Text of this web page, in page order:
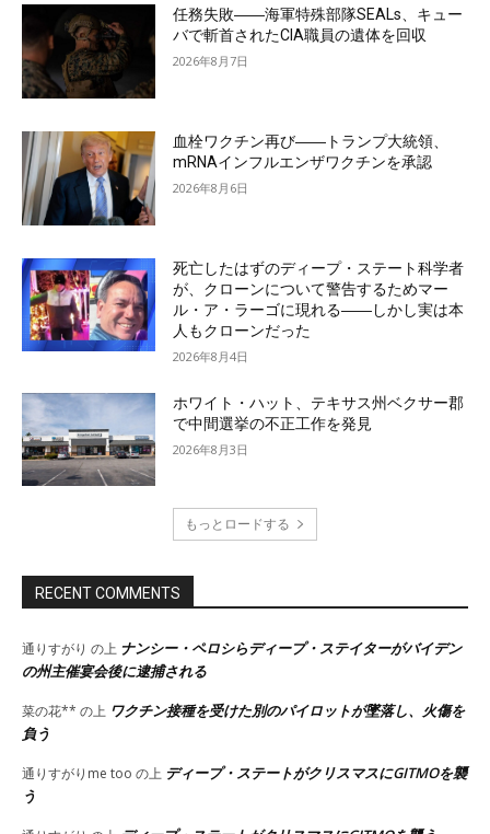
任務失敗――海軍特殊部隊SEALs、キュー
バで斬首されたCIA職員の遺体を回収
2026年8月7日
血栓ワクチン再び――トランプ大統領、
mRNAインフルエンザワクチンを承認
2026年8月6日
死亡したはずのディープ・ステート科学者
が、クローンについて警告するためマー
ル・ア・ラーゴに現れる――しかし実は本
人もクローンだった
2026年8月4日
ホワイト・ハット、テキサス州ベクサー郡
で中間選挙の不正工作を発見
2026年8月3日
もっとロードする
RECENT COMMENTS
通りすがり の上 ナンシー・ペロシらディープ・ステイターがバイデン
の州主催宴会後に逮捕される
菜の花** の上 ワクチン接種を受けた別のパイロットが墜落し、火傷を
負う
通りすがりme too の上 ディープ・ステートがクリスマスにGITMOを襲
う